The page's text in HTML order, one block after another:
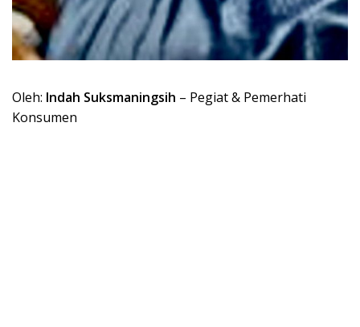
Oleh: Indah Suksmaningsih – Pegiat & Pemerhati
Konsumen